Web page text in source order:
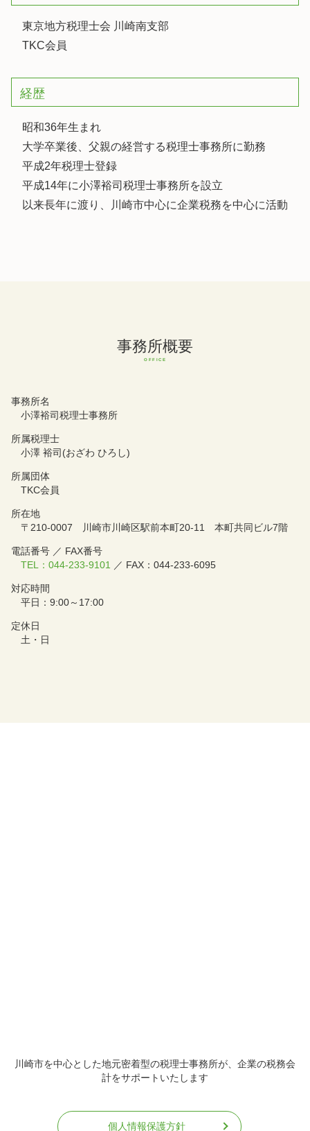
東京地方税理士会 川崎南支部
TKC会員
経歴
昭和36年生まれ
大学卒業後、父親の経営する税理士事務所に勤務
平成2年税理士登録
平成14年に小澤裕司税理士事務所を設立
以来長年に渡り、川崎市中心に企業税務を中心に活動
事務所概要
事務所名
小澤裕司税理士事務所
所属税理士
小澤 裕司(おざわ ひろし)
所属団体
TKC会員
所在地
〒210-0007 川崎市川崎区駅前本町20-11 本町共同ビル7階
電話番号 ／ FAX番号
TEL：044-233-9101 ／ FAX：044-233-6095
対応時間
平日：9:00～17:00
定休日
土・日
川崎市を中心とした地元密着型の税理士事務所が、企業の税務会
計をサポートいたします
個人情報保護方針